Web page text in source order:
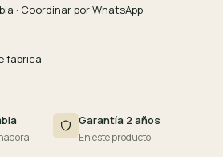
· Coordinar por WhatsApp
fábrica
Garantía 2 años
En este producto